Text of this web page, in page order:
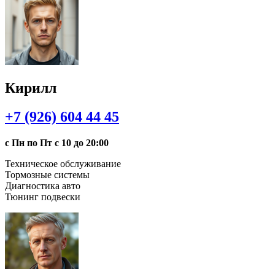
Кирилл
+7 (926) 604 44 45
с Пн по Пт с 10 до 20:00
Техническое обслуживание
Тормозные системы
Диагностика авто
Тюнинг подвески